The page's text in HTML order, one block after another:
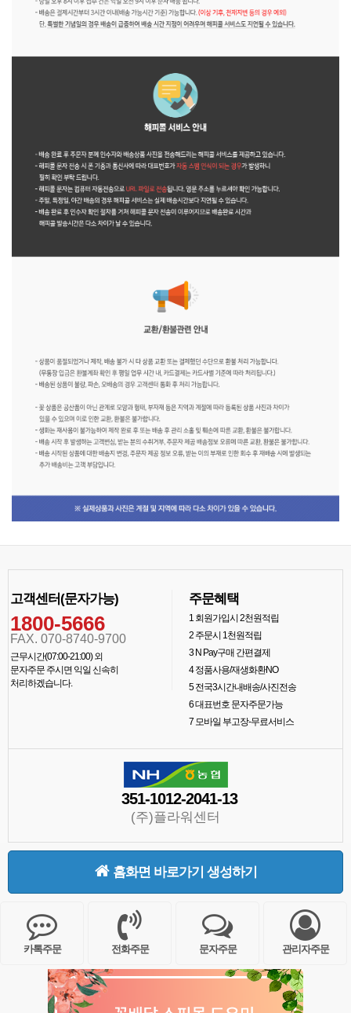
고객센터(문자가능)
1800-5666
FAX. 070-8740-9700
근무시간(07:00-21:00) 외
문자주문 주시면 익일 신속히
처리하겠습니다.
주문혜택
1회원가입시 2천원적립
2주문시 1천원적립
3N Pay구매 간편결제
4정품사용/재생화환NO
5전국3시간내배송/사진전송
6대표번호 문자주문가능
7모바일 부고장-무료서비스
351-1012-2041-13
(주)플라워센터
홈화면 바로가기 생성하기
카톡주문 전화주문 문자주문 관리자주문